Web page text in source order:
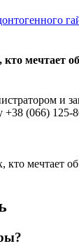
мечтает
и
+38 (066) 125-